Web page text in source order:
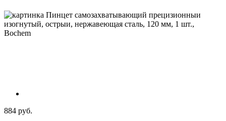
884 руб.